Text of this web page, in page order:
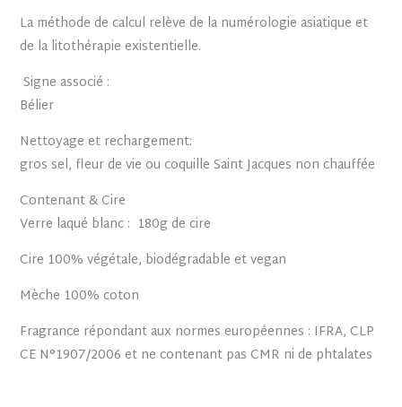
La méthode de calcul relève de la numérologie asiatique et
de la litothérapie existentielle.
Signe associé :
Bélier
Nettoyage et rechargement:
gros sel, fleur de vie ou coquille Saint Jacques non chauffée
Contenant & Cire
Verre laqué blanc : 180g de cire
Cire 100% végétale, biodégradable et vegan
Mèche 100% coton
Fragrance répondant aux normes européennes : IFRA, CLP
CE N°1907/2006 et ne contenant pas CMR ni de phtalates